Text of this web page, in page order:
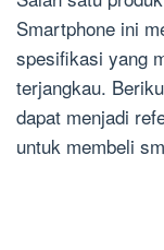
Smartphone ini
spesifikasi yang
terjangkau.
dapat menjadi
untuk membeli